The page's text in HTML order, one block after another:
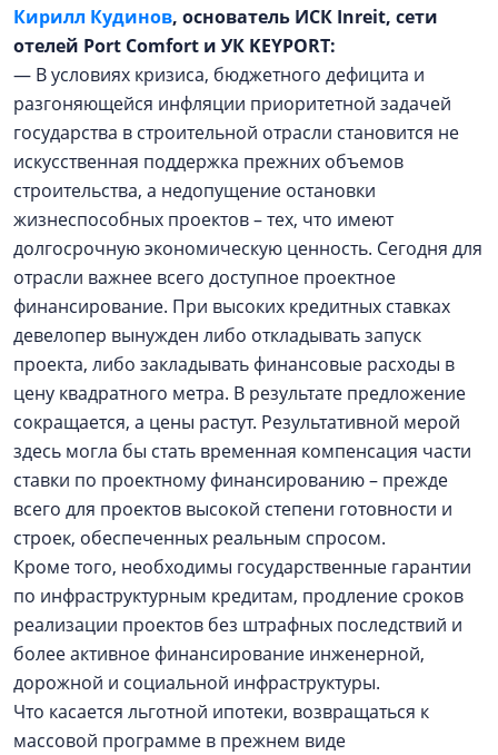
Кирилл Кудинов, основатель ИСК Inreit, сети
отелей Port Comfort и УК KEYPORT:
— В условиях кризиса, бюджетного дефицита и
разгоняющейся инфляции приоритетной задачей
государства в строительной отрасли становится не
искусственная поддержка прежних объемов
строительства, а недопущение остановки
жизнеспособных проектов – тех, что имеют
долгосрочную экономическую ценность. Сегодня для
отрасли важнее всего доступное проектное
финансирование. При высоких кредитных ставках
девелопер вынужден либо откладывать запуск
проекта, либо закладывать финансовые расходы в
цену квадратного метра. В результате предложение
сокращается, а цены растут. Результативной мерой
здесь могла бы стать временная компенсация части
ставки по проектному финансированию – прежде
всего для проектов высокой степени готовности и
строек, обеспеченных реальным спросом.
Кроме того, необходимы государственные гарантии
по инфраструктурным кредитам, продление сроков
реализации проектов без штрафных последствий и
более активное финансирование инженерной,
дорожной и социальной инфраструктуры.
Что касается льготной ипотеки, возвращаться к
массовой программе в прежнем виде